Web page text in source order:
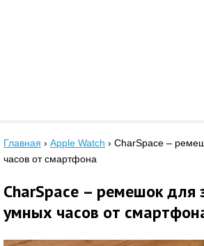
Главная › Apple Watch › CharSpace –
часов от смартфона
CharSpace – ремешок для
умных часов от